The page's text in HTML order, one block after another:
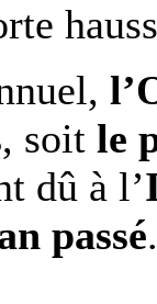
, soit le
dû à l’
passé.